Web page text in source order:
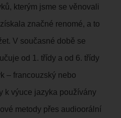
kterým jsme se věnovali
značné renomé, a to
V současné době se
od 1. třídy a od 6. třídy
– francouzský nebo
k výuce jazyka používány
metody přes audioorální